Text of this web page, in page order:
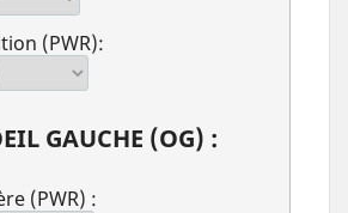
(PWR):
GAUCHE (OG) :
(PWR) :